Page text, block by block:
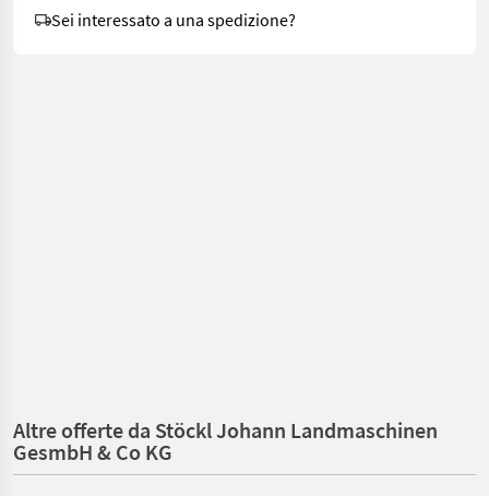
Sei interessato a una spedizione?
Altre offerte da Stöckl Johann Landmaschinen
GesmbH & Co KG